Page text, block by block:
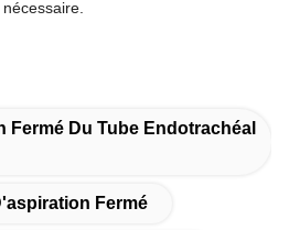
Fermé Du Tube Endotrachéal
Fermé